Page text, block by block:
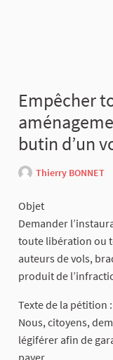
Empêcher
butin d’un
Thierry BONNET
Objet
Demander
toute libération ou
auteurs de vols,
produit de
Texte de la pétition :
Nous, citoyens,
légiférer afin de